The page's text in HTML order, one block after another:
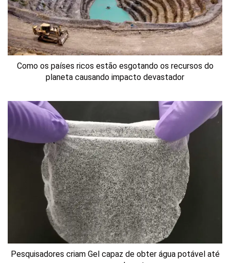
Como os países ricos estão esgotando os recursos do
planeta causando impacto devastador
Pesquisadores criam Gel capaz de obter água potável até